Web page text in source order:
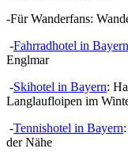
-Für Wanderfans:
-Fahrradhotel in Bayern
Englmar
-Skihotel in Bayern:
Langlaufloipen im
-Tennishotel in Bayern
der Nähe